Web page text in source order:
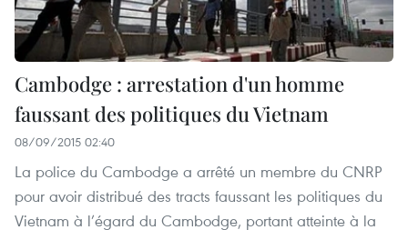
Cambodge : arrestation d'un homme
faussant des politiques du Vietnam
08/09/2015 02:40
La police du Cambodge a arrêté un membre du CNRP
pour avoir distribué des tracts faussant les politiques du
Vietnam à l’égard du Cambodge, portant atteinte à la